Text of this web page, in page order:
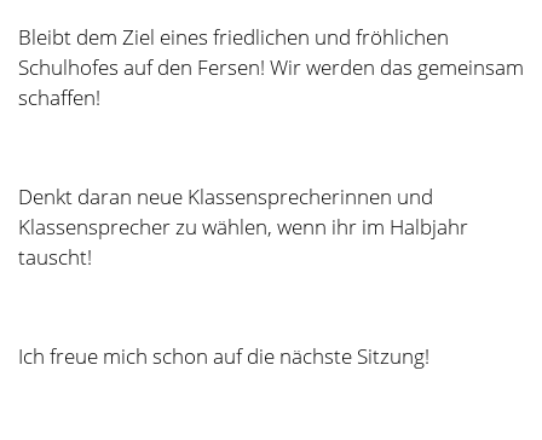
Elternbrief zum Umgang mit
...mehr